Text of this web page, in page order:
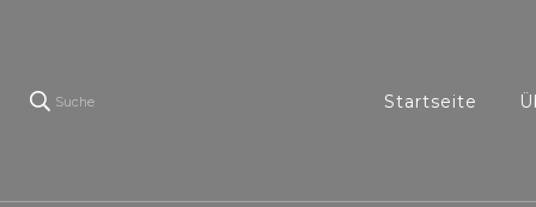
Suche Startseite